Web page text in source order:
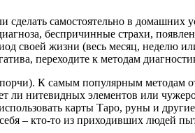
сделать самостоятельно в домашних
беспричинные страхи,
своей жизни (весь месяц, неделю
переходите к методам
К самым популярным методам
ли нитевидных элементов или
карты Таро, руны и
– кто-то из приходивших людей